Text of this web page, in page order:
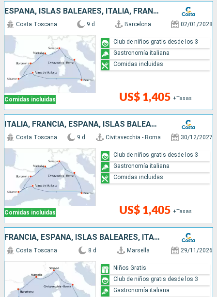
ESPAÑA, ISLAS BALEARES, ITALIA, FRANCIA
Comidas incluidas
Costa Toscana 9 d Barcelona 02/01/2028
US$ 1,405 +Tasas
Club de niños gratis desde los 3
Gastronomía italiana
Comidas incluidas
ITALIA, FRANCIA, ESPAÑA, ISLAS BALEARES
Comidas incluidas
Costa Toscana 9 d Civitavecchia - Roma 30/12/2027
US$ 1,405 +Tasas
Club de niños gratis desde los 3
Gastronomía italiana
Comidas incluidas
FRANCIA, ESPAÑA, ISLAS BALEARES, ITALIA
Costa Toscana 8 d Marsella 29/11/2026
Niños Gratis
Club de niños gratis desde los 3
Gastronomía italiana